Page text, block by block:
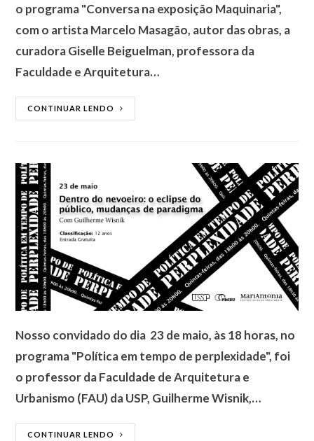
o programa "Conversa na exposição Maquinaria",
com o artista Marcelo Masagão, autor das obras, a
curadora Giselle Beiguelman, professora da
Faculdade e Arquitetura…
CONTINUAR LENDO
Nosso convidado do dia 23 de maio, às 18 horas, no
programa "Política em tempo de perplexidade", foi
o professor da Faculdade de Arquitetura e
Urbanismo (FAU) da USP, Guilherme Wisnik,…
CONTINUAR LENDO